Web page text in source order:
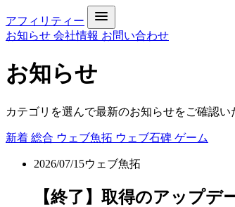
アフィリティー
お知らせ 会社情報 お問い合わせ
お知らせ
カテゴリを選んで最新のお知らせをご確認い
新着 総合 ウェブ魚拓 ウェブ石碑 ゲーム
2026/07/15ウェブ魚拓
【終了】取得のアップデ